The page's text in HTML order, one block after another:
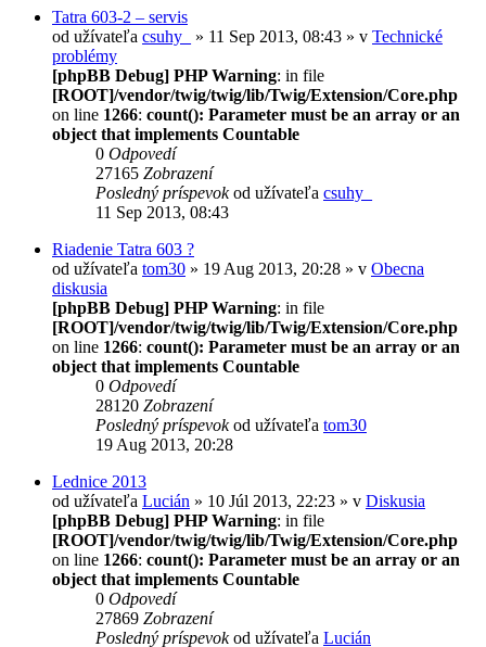
Tatra 603-2 – servis
od užívateľa csuhy_ » 11 Sep 2013, 08:43 » v Technické
problémy
[phpBB Debug] PHP Warning: in file
[ROOT]/vendor/twig/twig/lib/Twig/Extension/Core.php
on line 1266: count(): Parameter must be an array or an
object that implements Countable
0 Odpovedí
27165 Zobrazení
Posledný príspevokod užívateľa csuhy_
11 Sep 2013, 08:43
Riadenie Tatra 603 ?
od užívateľa tom30 » 19 Aug 2013, 20:28 » v Obecna
diskusia
[phpBB Debug] PHP Warning: in file
[ROOT]/vendor/twig/twig/lib/Twig/Extension/Core.php
on line 1266: count(): Parameter must be an array or an
object that implements Countable
0 Odpovedí
28120 Zobrazení
Posledný príspevokod užívateľa tom30
19 Aug 2013, 20:28
Lednice 2013
od užívateľa Lucián » 10 Júl 2013, 22:23 » v Diskusia
[phpBB Debug] PHP Warning: in file
[ROOT]/vendor/twig/twig/lib/Twig/Extension/Core.php
on line 1266: count(): Parameter must be an array or an
object that implements Countable
0 Odpovedí
27869 Zobrazení
Posledný príspevokod užívateľa Lucián